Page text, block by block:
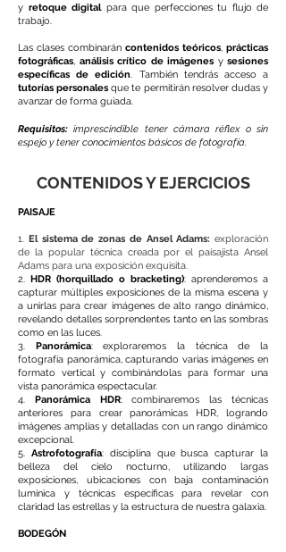
y retoque digitalpara que perfecciones tu flujo de
trabajo.
Las clases combinarán contenidos teóricos, prácticas
fotográficas, análisis crítico de imágenes y sesiones
específicas de edición. También tendrás acceso a
tutorías personales que te permitirán resolver dudas y
avanzar de forma guiada.
Requisitos: imprescindible tener cámara réflex o sin
espejo y tener conocimientos básicos de fotografía.
CONTENIDOS Y EJERCICIOS
PAISAJE
1. El sistema de zonas de Ansel Adams: exploración
de la popular técnica creada por el paisajista Ansel
Adams para una exposición exquisita.
2. HDR (horquillado o bracketing): aprenderemos a
capturar múltiples exposiciones de la misma escena y
a unirlas para crear imágenes de alto rango dinámico,
revelando detalles sorprendentes tanto en las sombras
como en las luces.
3. Panorámica: exploraremos la técnica de la
fotografía panorámica, capturando varias imágenes en
formato vertical y combinándolas para formar una
vista panorámica espectacular.
4. Panorámica HDR: combinaremos las técnicas
anteriores para crear panorámicas HDR, logrando
imágenes amplias y detalladas con un rango dinámico
excepcional.
5. Astrofotografía: disciplina que busca capturar la
belleza del cielo nocturno, utilizando largas
exposiciones, ubicaciones con baja contaminación
lumínica y técnicas específicas para revelar con
claridad las estrellas y la estructura de nuestra galaxia.
BODEGÓN